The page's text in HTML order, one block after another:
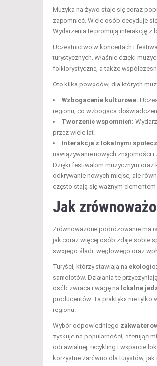
Muzyka na żywo staje się coraz
zapomnieć. Wiele osób decyduje
Wydarzenia te promują interakcję z
Uczestnictwo w koncertach i
turystycznych. Właśnie dzięki
folklorystyczne, a także
Oto kilka powodów, dla których
Wzbogacenie kulturowe:
regionu, co wzbogaca
Tworzenie wspomnień:
przez wiele lat.
Interakcja z lokalnymi
nawiązywanie nowych znajomości i
Dzięki festiwalom muzycznym oraz
odkrywanie nowych miejsc, ale
często stają się ważnym
Jak
Zrównoważone podróżowanie ma
jak coraz więcej osób zdaje sobie
swojego śladu węglowego oraz
Turyści, którzy stawiają na
samolotów. Działania te
osób zwraca uwagę na lokalne
producentów. Ta praktyka nie tylko
regionu.
Wybór odpowiedniego
zyskuje na popularności, oferując
odnawialnej, recykling i wsparcie
korzystne zarówno dla turystów, jak